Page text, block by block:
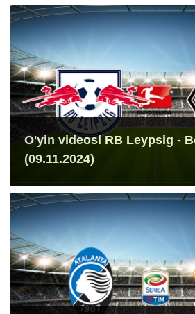
O'yin videosi RB Leypsig -
(09.11.2024)